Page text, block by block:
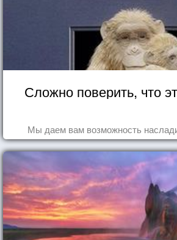
Сложно поверить, что
Мы даем вам возможность